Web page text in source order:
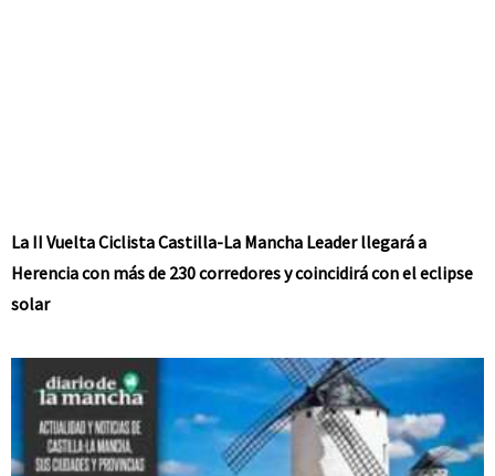
La II Vuelta Ciclista Castilla-La Mancha Leader llegará a
Herencia con más de 230 corredores y coincidirá con el eclipse
solar